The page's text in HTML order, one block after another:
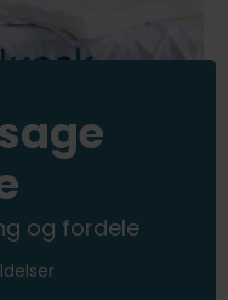
og fordele